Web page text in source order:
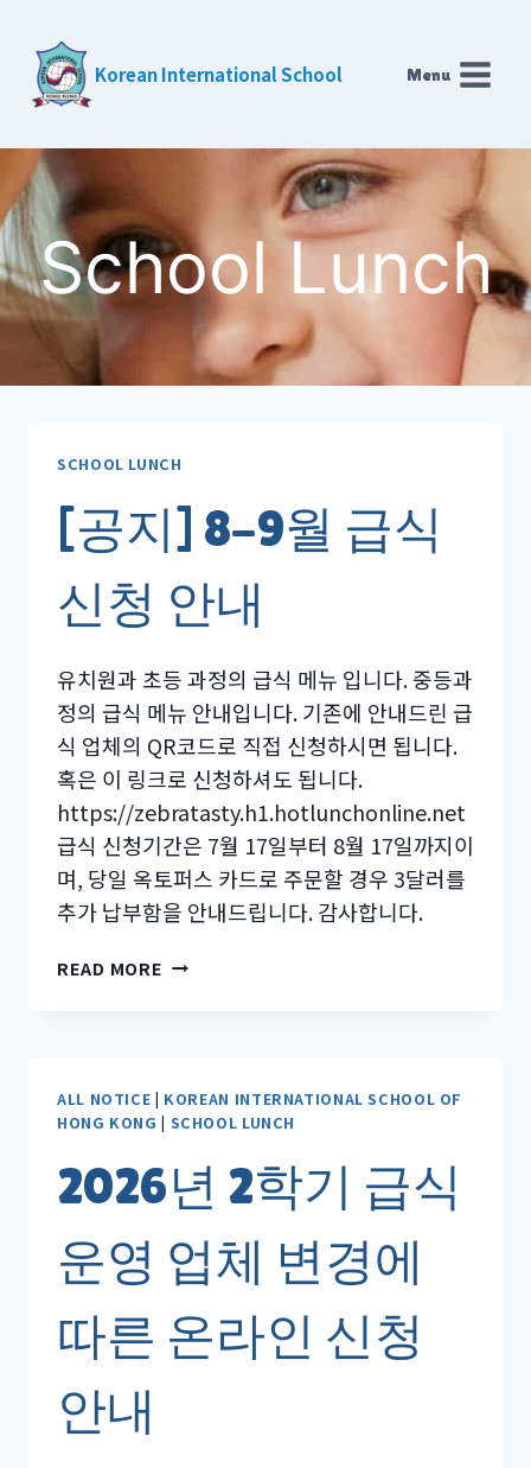
content
Korean International School Menu
School Lunch
SCHOOL LUNCH
[공지] 8-9월 급식
신청 안내
유치원과 초등 과정의 급식 메뉴 입니다. 중등과
정의 급식 메뉴 안내입니다. 기존에 안내드린 급
식 업체의 QR코드로 직접 신청하시면 됩니다.
혹은 이 링크로 신청하셔도 됩니다.
https://zebratasty.h1.hotlunchonline.net
급식 신청기간은 7월 17일부터 8월 17일까지이
며, 당일 옥토퍼스 카드로 주문할 경우 3달러를
추가 납부함을 안내드립니다. 감사합니다.
READ MORE [공
급
식
청
안
ALL NOTICE | KOREAN INTERNATIONAL SCHOOL OF
HONG KONG | SCHOOL LUNCH
2026년 2학기 급식
운영 업체 변경에
따른 온라인 신청
안내